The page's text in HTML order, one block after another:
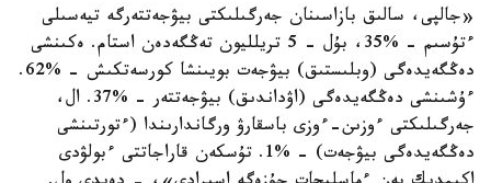
«جالپى، سالىق بازاسىنان جەرگىلىكتى بيۋجەتتەرگە تيەسىلى
ءتۇسىم - %35، بۇل - 5 تريلليون تەڭگەدەن استام. ەكىنشى
دەڭگەيدەگى (وبلىستىق) بيۋجەت بويىنشا كورسەتكىش - %62.
ءۇشىنشى دەڭگەيدەگى (اۋداندىق) بيۋجەتتەر - %37. ال،
جەرگىلىكتى ءوزىن-ءوزى باسقارۋ ورگاندارىندا (ءتورتىنشى
دەڭگەيدەگى بيۋجەت) - %1. تۇسكەن قاراجاتتى ءبولۋدى